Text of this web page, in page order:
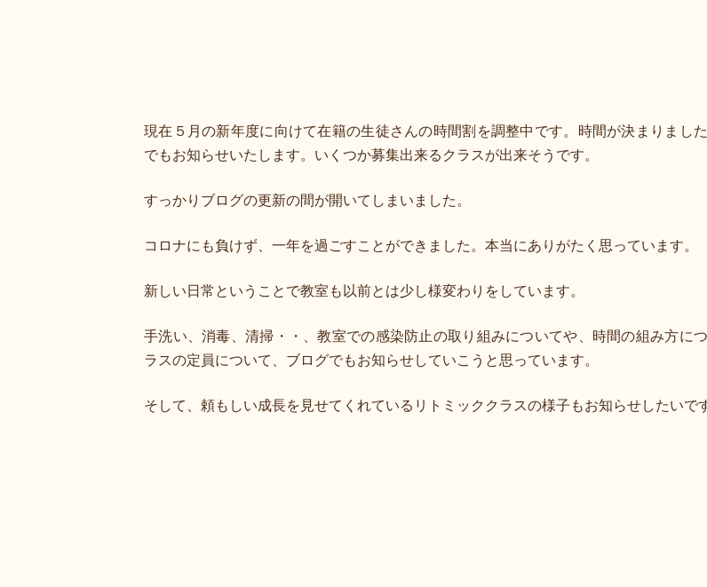
現在５月の新年度に向けて在籍の生徒さんの時間割を調整中です。時間が決まりまし
でもお知らせいたします。いくつか募集出来るクラスが出来そうです。
すっかりブログの更新の間が開いてしまいました。
コロナにも負けず、一年を過ごすことができました。本当にありがたく思っています。
新しい日常ということで教室も以前とは少し様変わりをしています。
手洗い、消毒、清掃・・、教室での感染防止の取り組みについてや、時間の組み方に
ラスの定員について、ブログでもお知らせしていこうと思っています。
そして、頼もしい成長を見せてくれているリトミッククラスの様子もお知らせしたいで